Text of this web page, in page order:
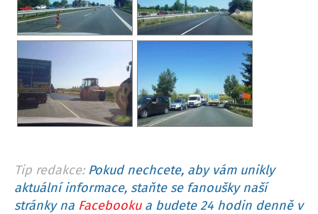
Tip redakce: Pokud nechcete, aby vám unikly
aktuální informace, staňte se fanoušky naší
stránky na Facebookua budete 24 hodin denně v